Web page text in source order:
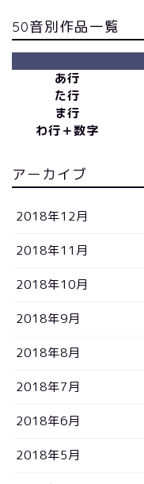
50音別作品一覧
あ行
た行
ま行
わ行＋数字
アーカイブ
2018年12月
2018年11月
2018年10月
2018年9月
2018年8月
2018年7月
2018年6月
2018年5月